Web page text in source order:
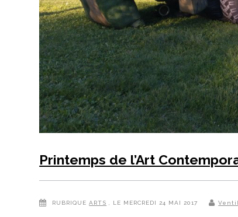
Printemps de l’Art
RUBRIQUE ARTS , LE MERCREDI 24 MAI 2017